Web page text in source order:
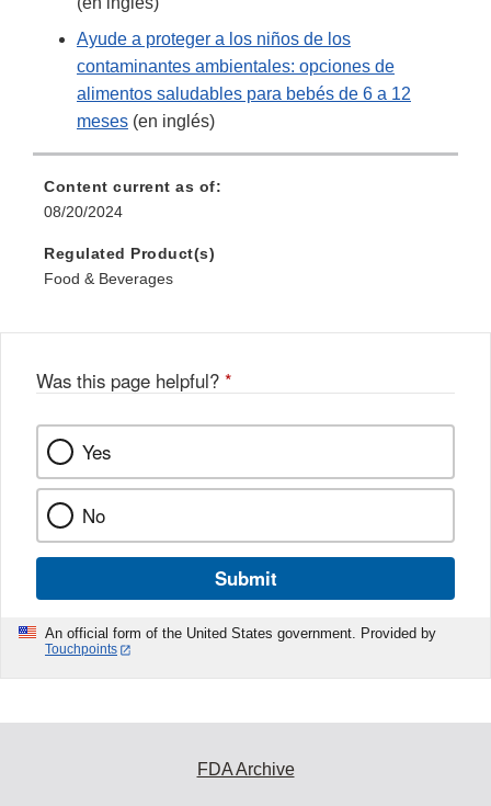
Ayude a proteger a los niños de los
contaminantes ambientales: opciones de
alimentos saludables para bebés de 6 a 12
meses (en inglés)
Content current as of:
08/20/2024
Regulated Product(s)
Food & Beverages
Was this page helpful? *
Yes
No
Submit
An official form of the United States government. Provided by
Touchpoints
FDA Archive